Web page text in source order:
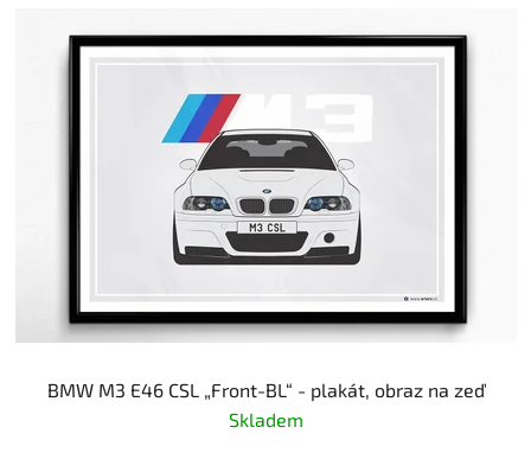
BMW M3 E46 CSL „Front-BL“ - plakát, obraz na zeď
Skladem